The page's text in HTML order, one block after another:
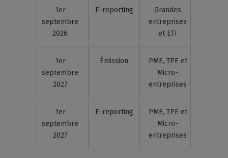
1er
septembre
2026
E-reporting
Grandes
entreprises
et ETI
1er
septembre
2027
Émission
PME, TPE et
Micro-
entreprises
1er
septembre
2027
E-reporting
PME, TPE et
Micro-
entreprises